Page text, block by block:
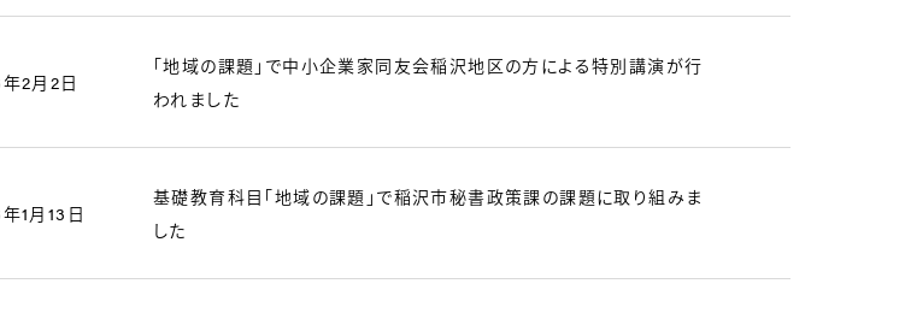
2月2日
「地域の課題」で中小企業家同友会稲沢地区の方による特別講演が行
われました
1月13日
基礎教育科目「地域の課題」で稲沢市秘書政策課の課題に取り組みま
した